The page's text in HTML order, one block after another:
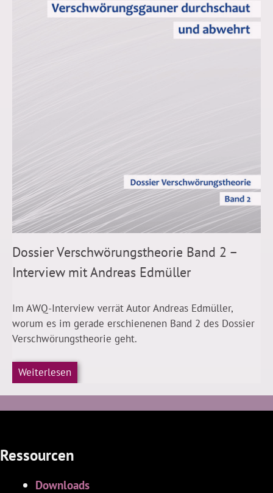
Dossier Verschwörungstheorie Band 2 –
Interview mit Andreas Edmüller
Im AWQ-Interview verrät Autor Andreas Edmüller,
worum es im gerade erschienenen Band 2 des Dossier
Verschwörungstheorie geht.
Weiterlesen
Ressourcen
Downloads